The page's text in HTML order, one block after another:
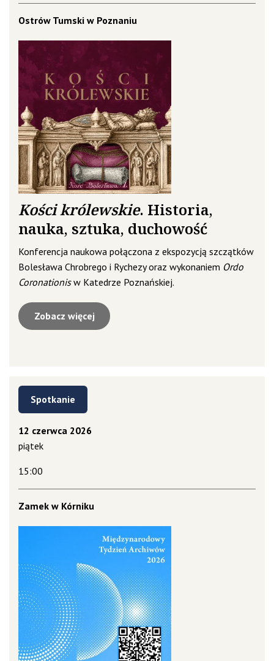
Ostrów Tumski w Poznaniu
Kości królewskie. Historia,
nauka, sztuka, duchowość
Konferencja naukowa połączona z ekspozycją szczątków
Bolesława Chrobrego i Rychezy oraz wykonaniem Ordo
Coronationisw Katedrze Poznańskiej.
Zobacz więcej
Spotkanie
12 czerwca 2026
piątek
15:00
Zamek w Kórniku